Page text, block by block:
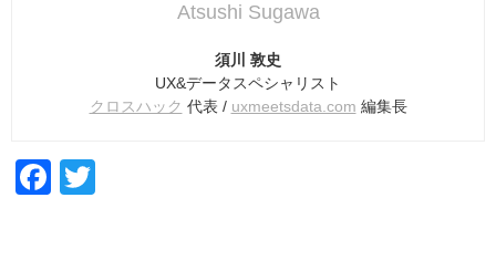
Atsushi Sugawa
須川 敦史
UX&データスペシャリスト
クロスハック 代表 / uxmeetsdata.com 編集長
F